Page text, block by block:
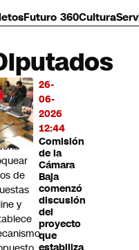
Futuro 360Cultura
26-
06-
2026
12:44
Comisión
de la
Cámara
Baja
comenzó
discusión
del
proyecto
que
de
y